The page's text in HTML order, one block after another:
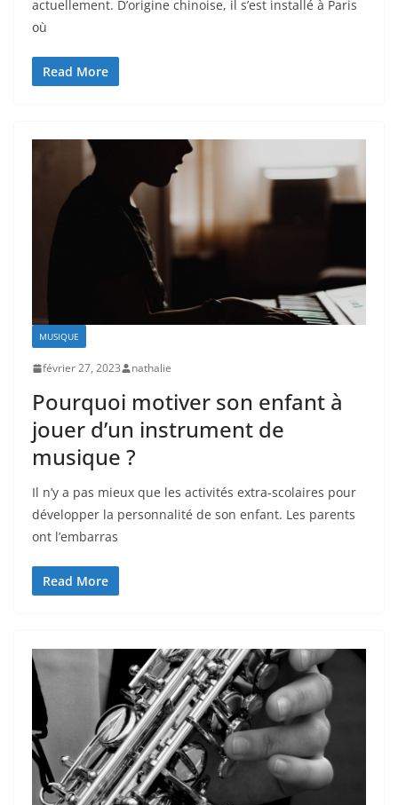
actuellement. D’origine chinoise, il s’est installé à Paris
où
Read More
MUSIQUE
février 27, 2023 nathalie
Pourquoi motiver son enfant à
jouer d’un instrument de
musique ?
Il n’y a pas mieux que les activités extra-scolaires pour
développer la personnalité de son enfant. Les parents
ont l’embarras
Read More